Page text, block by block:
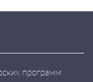
программ